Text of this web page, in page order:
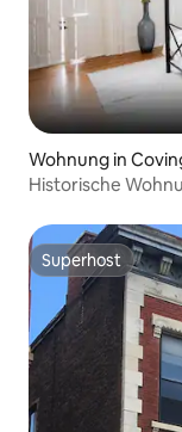
Wohnung in
Historische
Superhost
Superhost